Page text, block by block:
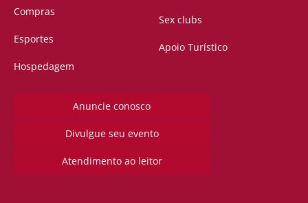
Compras
Esportes
Hospedagem
Sex clubs
Apoio Turístico
Anuncie conosco
Divulgue seu evento
Atendimento ao leitor